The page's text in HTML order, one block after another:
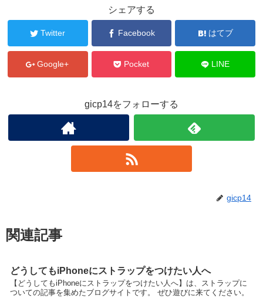
シェアする
Twitter Facebook はてブ
Google+ Pocket LINE
gicp14をフォローする
gicp14
関連記事
どうしてもiPhoneにストラップをつけたい人へ
【どうしてもiPhoneにストラップをつけたい人へ】は、ストラップに
ついての記事を集めたブログサイトです。 ぜひ遊びに来てください。